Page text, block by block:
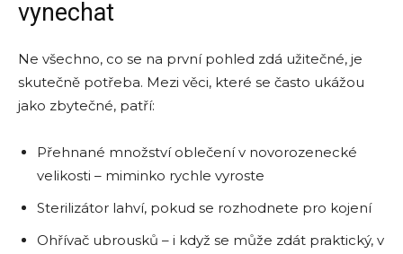
vynechat
Ne všechno, co se na první pohled zdá užitečné, je
skutečně potřeba. Mezi věci, které se často ukážou
jako zbytečné, patří:
Přehnané množství oblečení v novorozenecké
velikosti – miminko rychle vyroste
Sterilizátor lahví, pokud se rozhodnete pro kojení
Ohřívač ubrousků – i když se může zdát praktický, v